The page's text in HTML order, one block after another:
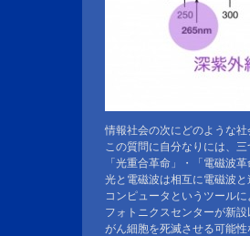
情報社会の次にどのような社
この質問に自分なりには、
「光重合革命」・「電磁波
光と電磁波は相互に電磁波
コンピュータというツール
フォトニクスセンターが新
がん細胞を死滅させる可能性